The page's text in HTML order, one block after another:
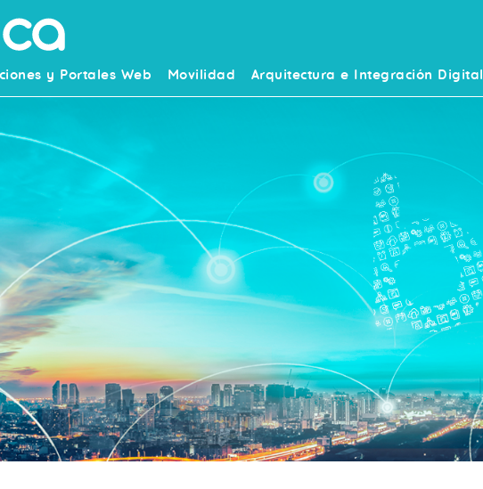
y Portales Web Movilidad Arquitectura e Integración Digital